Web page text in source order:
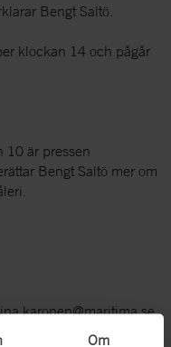
Om
Bengt Saltö.
klockan 14 och pågår
10 är pressen
Bengt Saltö mer om